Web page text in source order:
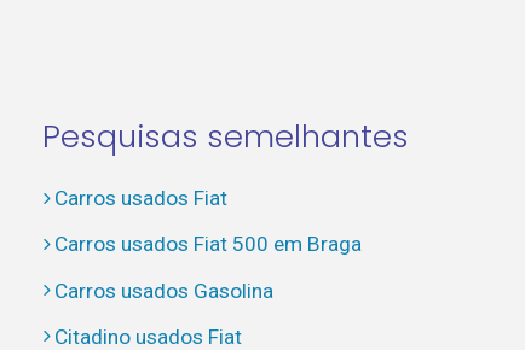
Pesquisas semelhantes
Carros usados Fiat
Carros usados Fiat 500 em Braga
Carros usados Gasolina
Citadino usados Fiat